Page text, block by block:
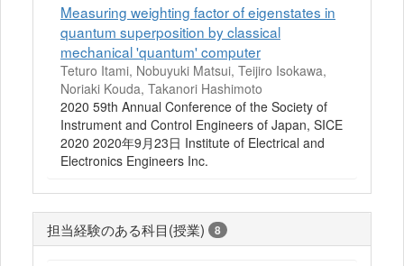
Measuring weighting factor of eigenstates in
quantum superposition by classical
mechanical 'quantum' computer
Teturo Itami, Nobuyuki Matsui, Teijiro Isokawa,
Noriaki Kouda, Takanori Hashimoto
2020 59th Annual Conference of the Society of
Instrument and Control Engineers of Japan, SICE
2020 2020年9月23日 Institute of Electrical and
Electronics Engineers Inc.
担当経験のある科目(授業) 8